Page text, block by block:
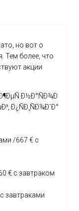
но вот о
Тем более, что
акции
/667 € с
€ с завтраком
завтраками